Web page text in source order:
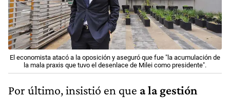
El economista atacó a la oposición y aseguró que fue "la acumulación de
la mala praxis que tuvo el desenlace de Milei como presidente".
Por último, insistió en que a la gestión